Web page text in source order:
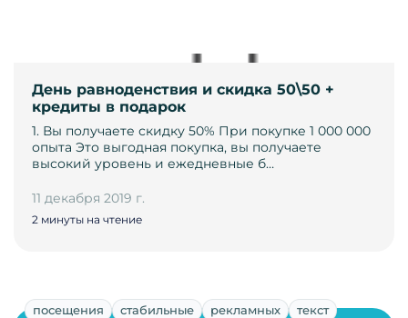
День равноденствия и скидка 50\50 +
кредиты в подарок
1. Вы получаете скидку 50% При покупке 1 000 000
опыта Это выгодная покупка, вы получаете
высокий уровень и ежедневные б…
11 декабря 2019 г.
2 минуты на чтение
посещения стабильные рекламных текст